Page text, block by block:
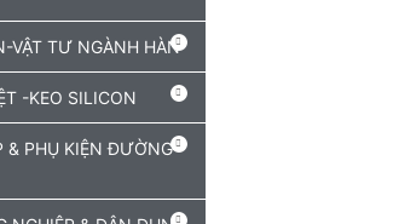
VẬT TƯ NGÀNH HÀN
-KEO SILICON
& PHỤ KIỆN ĐƯỜNG